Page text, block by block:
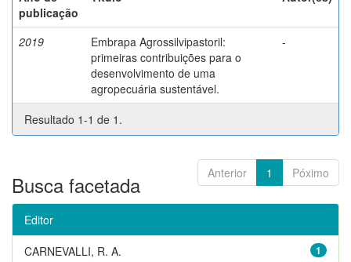
publicação
2019
Embrapa Agrossilvipastoril:
primeiras contribuições para o
desenvolvimento de uma
agropecuária sustentável.
-
Resultado 1-1 de 1.
Anterior 1 Póximo
Busca facetada
Editor
1
CARNEVALLI, R. A.